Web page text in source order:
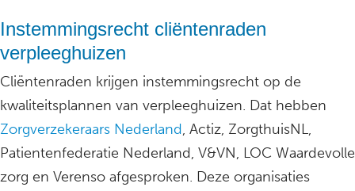
Instemmingsrecht cliëntenraden
verpleeghuizen
Cliëntenraden krijgen instemmingsrecht op de
kwaliteitsplannen van verpleeghuizen. Dat hebben
Zorgverzekeraars Nederland, Actiz, ZorgthuisNL,
Patientenfederatie Nederland, V&VN, LOC Waardevolle
zorg en Verenso afgesproken. Deze organisaties